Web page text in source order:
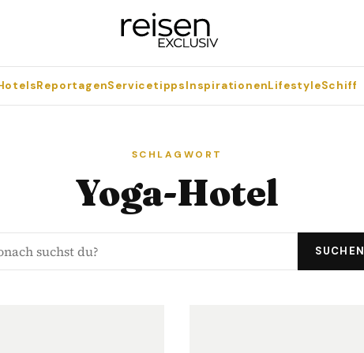
ReportagenServicetippsInspirationenLifestyleSchiff
SCHLAGWORT
Yoga-Hotel
SUCHEN